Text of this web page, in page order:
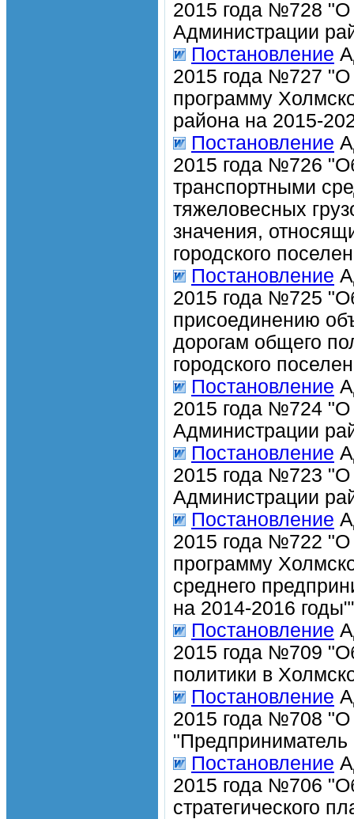
2015 года №728 "О
Администрации
Постановление
2015 года №727 "О
программу
района на 2015-
Постановление
2015 года №726
транспортными
тяжеловесных
значения,
городского
Постановление
2015 года №725
присоединению
дорогам общего
городского
Постановление
2015 года №724 "О
Администрации
Постановление
2015 года №723 "О
Администрации
Постановление
2015 года №722 "О
программу
среднего
на 2014-2016
Постановление
2015 года №709
политики в
Постановление
2015 года №708 "О
"Предприниматель
Постановление
2015 года №706
стратегического